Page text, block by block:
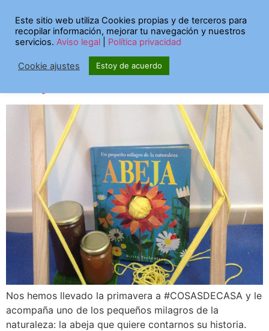
Etiqueta:
Quédateencasa
Abeja (Cosas de Casa)
Nos hemos llevado la primavera a #COSASDECASA y le
acompaña uno de los pequeños milagros de la
naturaleza: la abeja que quiere contarnos su historia.
Este sitio web utiliza Cookies propias y de terceros para
recopilar información, mejorar tu navegación y nuestros
servicios. Aviso legal Política privacidad
Cookie ajustes Estoy de acuerdo